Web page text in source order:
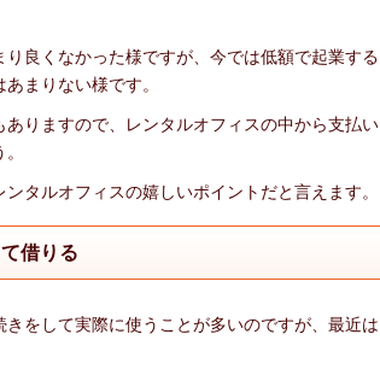
良くなかった様ですが、今では低額で起業する
まりない様です。
りますので、レンタルオフィスの中から支払い
タルオフィスの嬉しいポイントだと言えます。
借りる
をして実際に使うことが多いのですが、最近は